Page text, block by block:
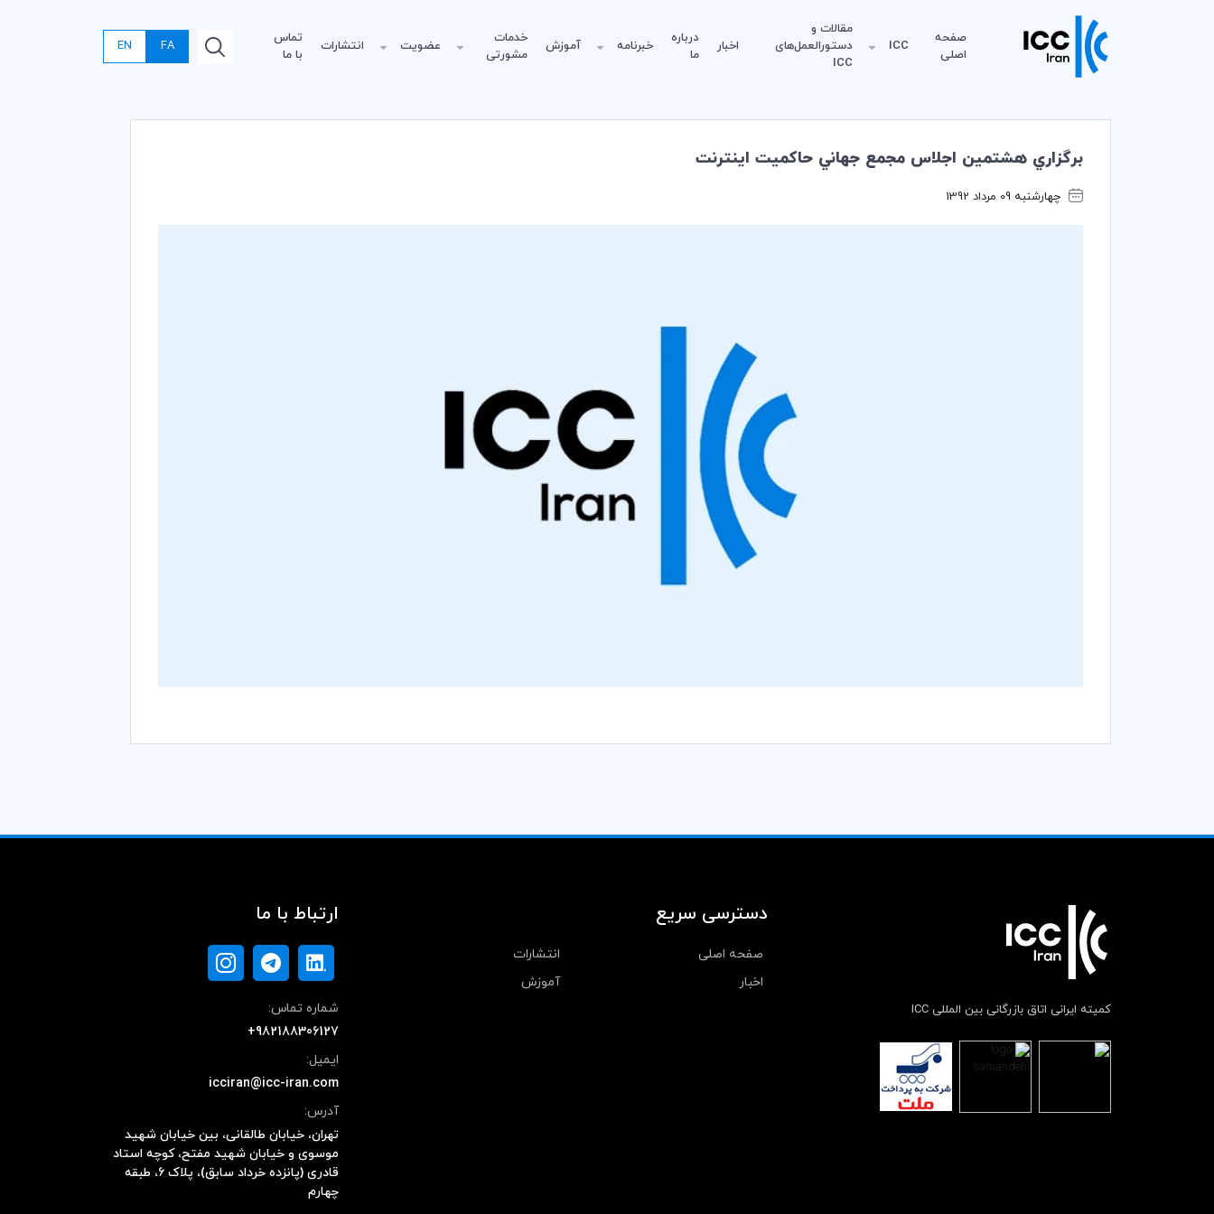
صفحه
اصلی
ICC
مقالات و
دستورالعمل‌های
ICC
اخبار
درباره
ما
خبرنامه آموزش
خدمات
مشورتی
عضویت انتشارات
تماس
با ما
FA
EN
برگزاري هشتمين اجلاس مجمع جهاني حاكميت اينترنت
چهارشنبه 09 مرداد 1392
کمیته ایرانی اتاق بازرگانی بین المللی ICC
دسترسی سریع
صفحه اصلی
انتشارات
اخبار
آموزش
ارتباط با ما
شماره تماس:
+982188306127
ایمیل:
icciran@icc-iran.com
آدرس:
تهران، خیابان طالقانی، بین خیابان شهید
موسوی و خیابان شهید مفتح، کوچه استاد
قادری (پانزده خرداد سابق)، پلاک ۶، طبقه
چهارم